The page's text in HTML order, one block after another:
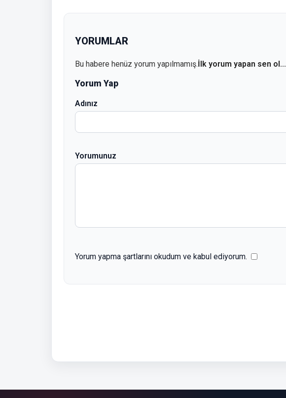
YORUMLAR
Bu habere henüz yorum yapılmamış.İlk yorum yapan sen ol...
Yorum Yap
Adınız
Yorumunuz
Yorum yapma şartlarını okudum ve kabul ediyorum.